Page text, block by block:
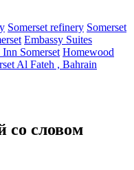
Somerset refinery Somerset
Embassy Suites
Somerset Homewood
Al Fateh , Bahrain
со словом